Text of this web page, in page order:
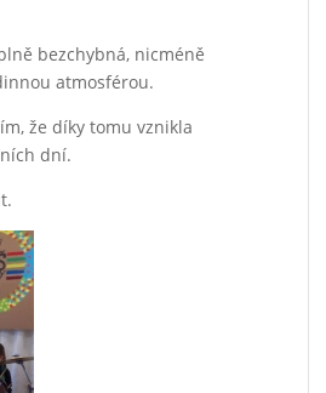
bezchybná, nicméně
atmosférou.
že díky tomu vznikla
dní.